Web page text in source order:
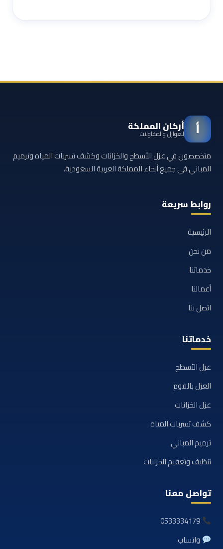
أ أركان المملكة
للعوازل والمقاولات
متخصصون في عزل الأسطح والخزانات وكشف تسربات المياه وترميم
المباني في جميع أنحاء المملكة العربية السعودية.
روابط سريعة
الرئيسية
من نحن
خدماتنا
أعمالنا
اتصل بنا
خدماتنا
عزل الأسطح
العزل بالفوم
عزل الخزانات
كشف تسربات المياه
ترميم المباني
تنظيف وتعقيم الخزانات
تواصل معنا
0533334179
واتساب